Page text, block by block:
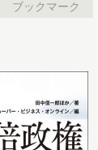
ブックマーク